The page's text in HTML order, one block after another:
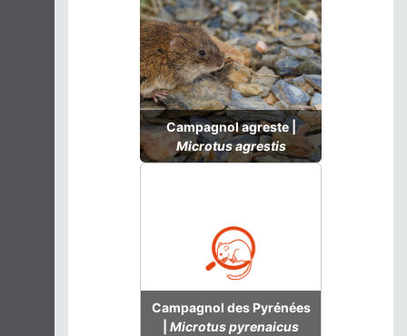
Campagnol agreste |
Microtus agrestis
Campagnol des Pyrénées
Microtus pyrenaicus